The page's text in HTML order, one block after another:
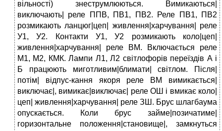
вільності) знеструмлюються. Вимикаються|
виключають| реле ППВ, ПВ1, ПВ2. Реле ПВ1, ПВ2
розмикають ланцюг|цеп| живлення|харчування| реле
У1, У2. Контакти У1, У2 розмикають коло|цеп|
живлення|харчування| реле ВМ. Включається реле
М1, М2, КМК. Лампи Л1, Л2 світлофорів переїздів А і
Б працюють миготливим|блимати| світлом. Після|
потім| відпус-кання якоря реле ВМ вимикається|
виключає|, вимикає|виключає| реле ОШ і вмикає коло|
цеп| живлення|харчування| реле ЗШ. Брус шлагбаума
опускається. Коли брус займе|позичатиме|
горизонтальне положення|становище|, замкнуться